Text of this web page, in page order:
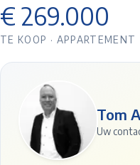
€ 269.000
TE KOOP · APPARTEMENT
Tom
Uw